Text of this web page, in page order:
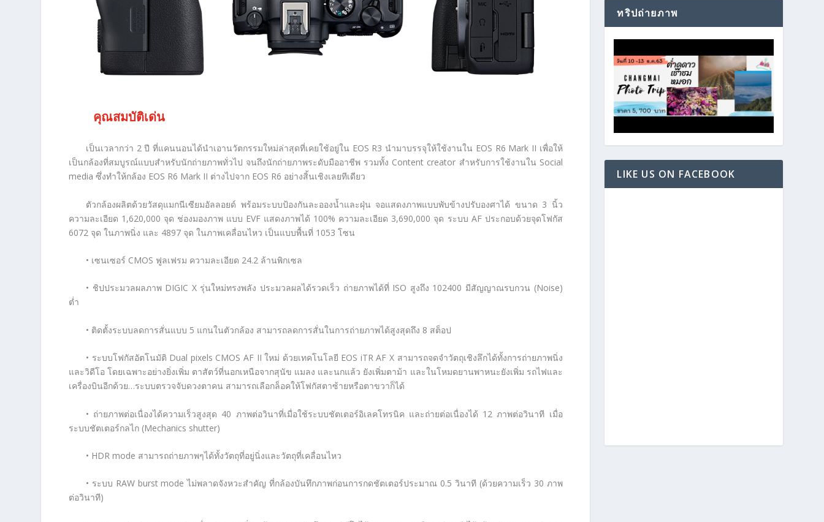
คุณสมบัติเด่น
เป็นเวลากว่า 2 ปี ที่แคนนอนได้นำเอานวัตกรรมใหม่ล่าสุดที่เคยใช้อยู่ใน EOS R3 นำมาบรรจุให้ใช้งานใน EOS R6 Mark II เพื่อให้
เป็นกล้องที่สมบูรณ์แบบสำหรับนักถ่ายภาพทั่วไป จนถึงนักถ่ายภาพระดับมืออาชีพ รวมทั้ง Content creator สำหรับการใช้งานใน Social
media ซึ่งทำให้กล้อง EOS R6 Mark II ต่างไปจาก EOS R6 อย่างสิ้นเชิงเลยทีเดียว
ตัวกล้องผลิตด้วยวัสดุแมกนีเซียมอัลลอยด์ พร้อมระบบป้องกันละอองน้ำและฝุ่น จอแสดงภาพแบบพับข้างปรับองศาได้ ขนาด 3 นิ้ว
ความละเอียด 1,620,000 จุด ช่องมองภาพ แบบ EVF แสดงภาพได้ 100% ความละเอียด 3,690,000 จุด ระบบ AF ประกอบด้วยจุดโฟกัส
6072 จุด ในภาพนิ่ง และ 4897 จุด ในภาพเคลื่อนไหว เป็นแบบพื้นที่ 1053 โซน
• เซนเซอร์ CMOS ฟูลเฟรม ความละเอียด 24.2 ล้านพิกเซล
• ชิปประมวลผลภาพ DIGIC X รุ่นใหม่ทรงพลัง ประมวลผลได้รวดเร็ว ถ่ายภาพได้ที่ ISO สูงถึง 102400 มีสัญญาณรบกวน (Noise)
ต่ำ
• ติดตั้งระบบลดการสั่นแบบ 5 แกนในตัวกล้อง สามารถลดการสั่นในการถ่ายภาพได้สูงสุดถึง 8 สต็อป
• ระบบโฟกัสอัตโนมัติ Dual pixels CMOS AF II ใหม่ ด้วยเทคโนโลยี EOS iTR AF X สามารถจดจำวัตถุเชิงลึกได้ทั้งการถ่ายภาพนิ่ง
และวิดีโอ โดยเฉพาะอย่างยิ่งเพิ่ม ตาสัตว์ที่นอกเหนือจากสุนัข แมลง และนกแล้ว ยังเพิ่มตาม้า และในโหมดยานพาหนะยังเพิ่ม รถไฟและ
เครื่องบินอีกด้วย…ระบบตรวจจับดวงตาคน สามารถเลือกล็อคให้โฟกัสตาซ้ายหรือตาขวาก็ได้
• ถ่ายภาพต่อเนื่องได้ความเร็วสูงสุด 40 ภาพต่อวินาที่เมื่อใช้ระบบชัตเตอร์อิเลคโทรนิค และถ่ายต่อเนื่องได้ 12 ภาพต่อวินาที เมื่อ
ระบบชัตเตอร์กลไก (Mechanics shutter)
• HDR mode สามารถถ่ายภาพๆได้ทั้งวัตถุที่อยู่นิ่งและวัตถุที่เคลื่อนไหว
• ระบบ RAW burst mode ไม่พลาดจังหวะสำคัญ ที่กล้องบันทึกภาพก่อนการกดชัตเตอร์ประมาณ 0.5 วินาที (ด้วยความเร็ว 30 ภาพ
ต่อวินาที)
ทริปถ่ายภาพ
LIKE US ON FACEBOOK